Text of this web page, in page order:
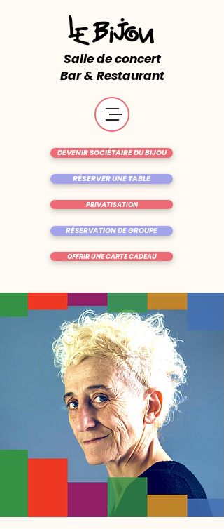
Salle de concert
Bar & Restaurant
RÉSERVER UNE TABLE
OFFRIR UNE CARTE CADEAU
DEVENIR SOCIÉTAIRE DU BIJOU
RÉSERVATION DE GROUPE
PRIVATISATION